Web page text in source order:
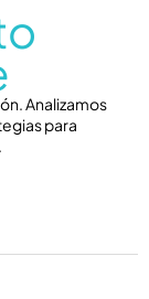
Analizamos
para